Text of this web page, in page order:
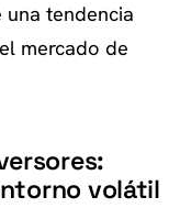
una tendencia
mercado de
volátil